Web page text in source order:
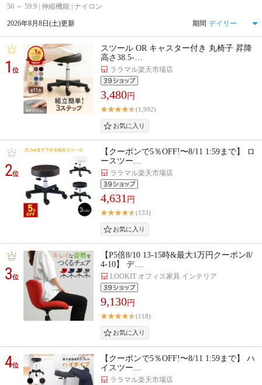
50 ～ 59.9 | 伸縮機能 | ナイロン
2026年8月8日(土)更新 期間
1位
スツール OR キャスター付き 丸椅子 昇降
高さ38.5-…
ララマル楽天市場店
3,480円
(1,992)
2位
【クーポンで5％OFF!〜8/11 1:59まで】 ロ
ースツー…
ララマル楽天市場店
4,631 円
(133)
3位
【P5倍8/10 13-15時&最大1万円クーポン8/
4-10】 デ…
LOOKIT オフィス家具 インテリア
9,130円
(118)
4位
【クーポンで5％OFF!〜8/11 1:59まで】 ハ
イスツー…
ララマル楽天市場店